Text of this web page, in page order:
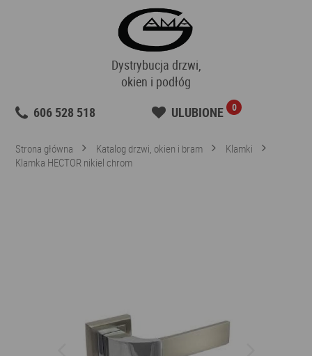
Dystrybucja drzwi,
okien i podłóg
606 528 518
ULUBIONE 0
Strona główna Katalog drzwi, okien i bram
Klamki
Klamka HECTOR nikiel chrom